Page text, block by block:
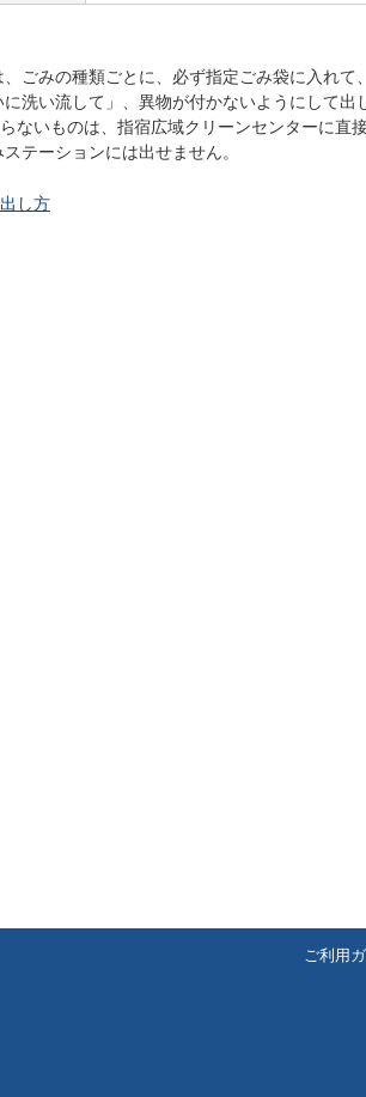
ごみの種類ごとに、必ず指定ごみ袋に入れて
洗い流して」、異物が付かないようにして出
ないものは、指宿広域クリーンセンターに直
テーションには出せません。
し方
ご利用